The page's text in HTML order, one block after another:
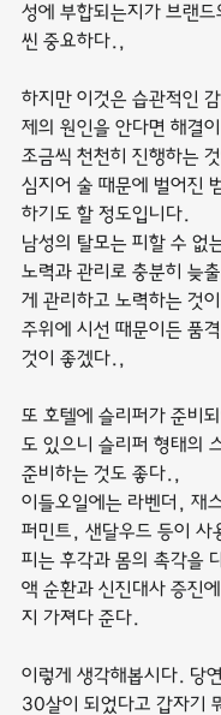
성에 부합되는지가 브랜드
씬 중요하다.,
하지만 이것은 습관적인
제의 원인을 안다면 해결
조금씩 천천히 진행하는
심지어 술 때문에 벌어진
하기도 할 정도입니다.
남성의 탈모는 피할 수 없
노력과 관리로 충분히 늦
게 관리하고 노력하는 것
주위에 시선 때문이든 품
것이 좋겠다.,
또 호텔에 슬리퍼가 준비
도 있으니 슬리퍼 형태의
준비하는 것도 좋다.,
이들오일에는 라벤더, 재
퍼민트, 샌달우드 등이 사
피는 후각과 몸의 촉각을
액 순환과 신진대사 증진
지 가져다 준다.
이렇게 생각해봅시다. 당
30살이 되었다고 갑자기